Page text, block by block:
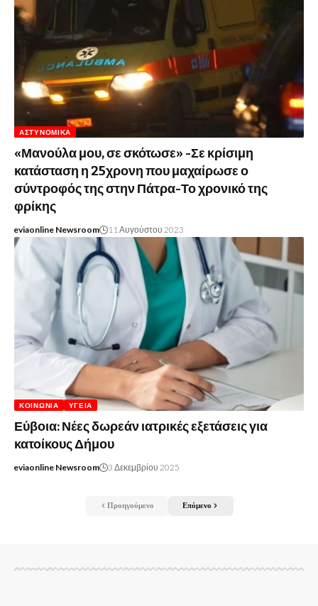
ΑΣΤΥΝΟΜΙΚΆ
«Μανούλα μου, σε σκότωσε» -Σε κρίσιμη
κατάσταση η 25χρονη που μαχαίρωσε ο
σύντροφός της στην Πάτρα-Το χρονικό της
φρίκης
eviaonline Newsroom 11 Αυγούστου 2023
ΚΟΙΝΩΝΊΑ ΥΓΕΊΑ
Εύβοια: Νέες δωρεάν ιατρικές εξετάσεις για
κατοίκους Δήμου
eviaonline Newsroom 3 Δεκεμβρίου 2025
Προηγούμενο Επόμενο